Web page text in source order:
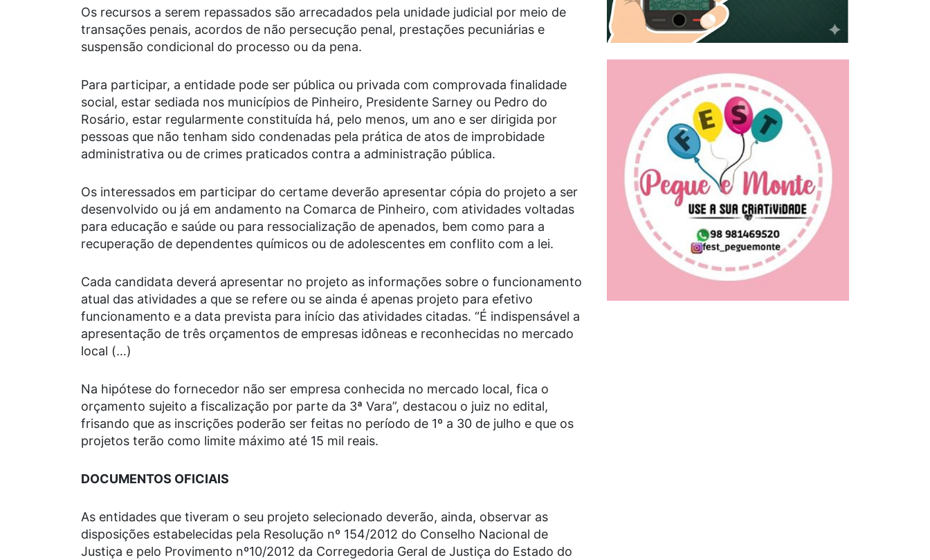
Os recursos a serem repassados são arrecadados pela unidade judicial por meio de
transações penais, acordos de não persecução penal, prestações pecuniárias e
suspensão condicional do processo ou da pena.
Para participar, a entidade pode ser pública ou privada com comprovada finalidade
social, estar sediada nos municípios de Pinheiro, Presidente Sarney ou Pedro do
Rosário, estar regularmente constituída há, pelo menos, um ano e ser dirigida por
pessoas que não tenham sido condenadas pela prática de atos de improbidade
administrativa ou de crimes praticados contra a administração pública.
Os interessados em participar do certame deverão apresentar cópia do projeto a ser
desenvolvido ou já em andamento na Comarca de Pinheiro, com atividades voltadas
para educação e saúde ou para ressocialização de apenados, bem como para a
recuperação de dependentes químicos ou de adolescentes em conflito com a lei.
Cada candidata deverá apresentar no projeto as informações sobre o funcionamento
atual das atividades a que se refere ou se ainda é apenas projeto para efetivo
funcionamento e a data prevista para início das atividades citadas. “É indispensável a
apresentação de três orçamentos de empresas idôneas e reconhecidas no mercado
local (…)
Na hipótese do fornecedor não ser empresa conhecida no mercado local, fica o
orçamento sujeito a fiscalização por parte da 3ª Vara”, destacou o juiz no edital,
frisando que as inscrições poderão ser feitas no período de 1º a 30 de julho e que os
projetos terão como limite máximo até 15 mil reais.
DOCUMENTOS OFICIAIS
As entidades que tiveram o seu projeto selecionado deverão, ainda, observar as
disposições estabelecidas pela Resolução nº 154/2012 do Conselho Nacional de
Justiça e pelo Provimento nº10/2012 da Corregedoria Geral de Justiça do Estado do